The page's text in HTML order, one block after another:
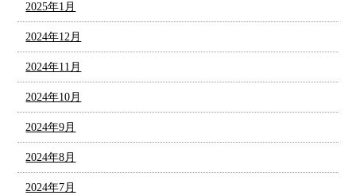
2025年1月
2024年12月
2024年11月
2024年10月
2024年9月
2024年8月
2024年7月